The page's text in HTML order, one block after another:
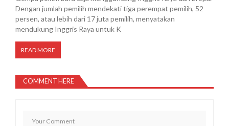
Dengan jumlah pemilih mendekati tiga perempat pemilih, 52
persen, atau lebih dari 17 juta pemilih, menyatakan
mendukung Inggris Raya untuk K
READ MORE
COMMENT HERE